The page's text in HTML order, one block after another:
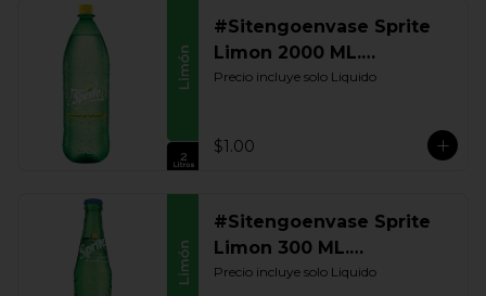
#Sitengoenvase Sprite
Limon 2000 ML.
Retornable
Precio incluye solo Liquido
$1.00
#Sitengoenvase Sprite
Limon 300 ML.
Retornable
Precio incluye solo Liquido